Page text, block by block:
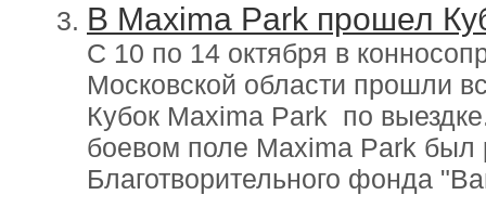
В Maxima Park прошел
С 10 по 14 октября в
Московской области прошли
Кубок Maxima Park по
боевом поле Maxima Park был
Благотворительного фонда